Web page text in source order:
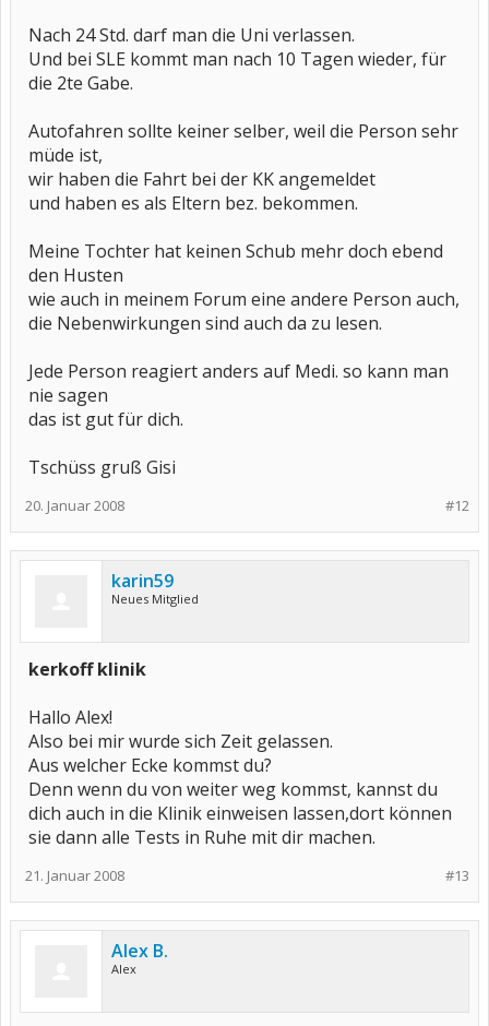
Nach 24 Std. darf man die Uni verlassen.
Und bei SLE kommt man nach 10 Tagen wieder, für
die 2te Gabe.
Autofahren sollte keiner selber, weil die Person sehr
müde ist,
wir haben die Fahrt bei der KK angemeldet
und haben es als Eltern bez. bekommen.
Meine Tochter hat keinen Schub mehr doch ebend
den Husten
wie auch in meinem Forum eine andere Person auch,
die Nebenwirkungen sind auch da zu lesen.
Jede Person reagiert anders auf Medi. so kann man
nie sagen
das ist gut für dich.
Tschüss gruß Gisi
#12
20. Januar 2008
karin59
Neues Mitglied
kerkoff klinik
Hallo Alex!
Also bei mir wurde sich Zeit gelassen.
Aus welcher Ecke kommst du?
Denn wenn du von weiter weg kommst, kannst du
dich auch in die Klinik einweisen lassen,dort können
sie dann alle Tests in Ruhe mit dir machen.
#13
21. Januar 2008
Alex B.
Alex